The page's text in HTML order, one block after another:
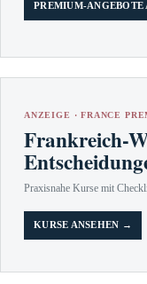
PREMIUM-ANGEBOTE
ANZEIGE · FRANCE
Frankreich-
Praxisnahe Kurse mit
KURSE ANSEHEN →